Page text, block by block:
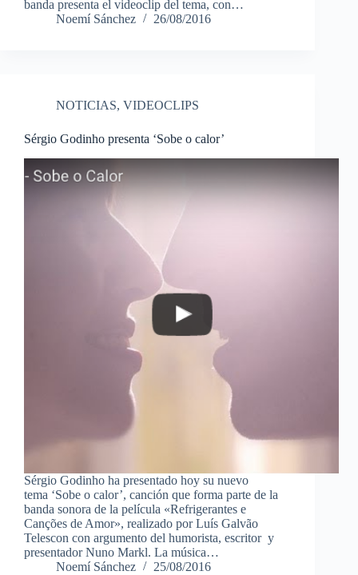
banda presenta el videoclip del tema, con…
Noemí Sánchez
26/08/2016
NOTICIAS, VIDEOCLIPS
Sérgio Godinho presenta ‘Sobe o calor’
Sérgio Godinho ha presentado hoy su nuevo
tema ‘Sobe o calor’, canción que forma parte de la
banda sonora de la película «Refrigerantes e
Canções de Amor», realizado por Luís Galvão
Telescon con argumento del humorista, escritor y
presentador Nuno Markl. La música…
Noemí Sánchez
25/08/2016